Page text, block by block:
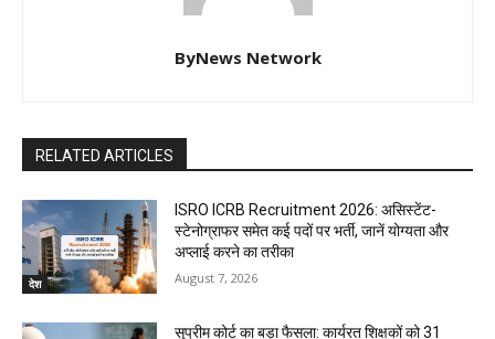
ByNews Network
RELATED ARTICLES
देश
ISRO ICRB Recruitment 2026: असिस्टेंट-
स्टेनोग्राफर समेत कई पदों पर भर्ती, जानें योग्यता और
अप्लाई करने का तरीका
August 7, 2026
सुप्रीम कोर्ट का बड़ा फैसला: कार्यरत शिक्षकों को 31